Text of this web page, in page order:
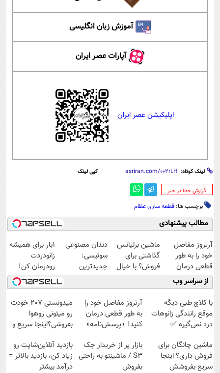
آموزش زبان انگلیسی
آپارات عصر ایران
اپلیکیشن عصر ایران
لینک کوتاه: کپی لینک
‌گزارش خطا در خبر
برچسب ها: قطعه سازی عظام
مطالب پیشنهادی
آرتروز مفاصل
خود را به طور
قطعی درمان
کنید!
◗پرسش‌نامه◖
ماشین برلیانس
گذاشتی برای
فروش؟ با خیال
راحت بفروش
دندان مصنوعی
سوئیسی:
جدیدترین
فناوری اروپا،
سبک و مقاوم |
پرداخت قسطی
1بار برای همیشه
زانودردت
رودرمان کن!
(تکنولوژی آلمان)
◂پرسشنامه▸
از سراسر وب
با کلاچ طبی دیگه
موقع رانندگی زانوهات
درد نمی‌گیره ✅
آرتروز مفاصل خود را
به طور قطعی درمان
کنید! ◗پرسش‌نامه◖
میدونستی 207 خودت
رو میتونی روهوا
بفروشی؟اینجا سریع و
ماشین چانگان برای
فروش داری؟ اینجا
سریع بفروشش
بازار پر از خریدار جک
S3 / ماشینتو به راحتی
بفروش
بازدید آنلاین‌شاپت رو
زیاد کن، بازدید بالاتر =
درآمد بیشتر